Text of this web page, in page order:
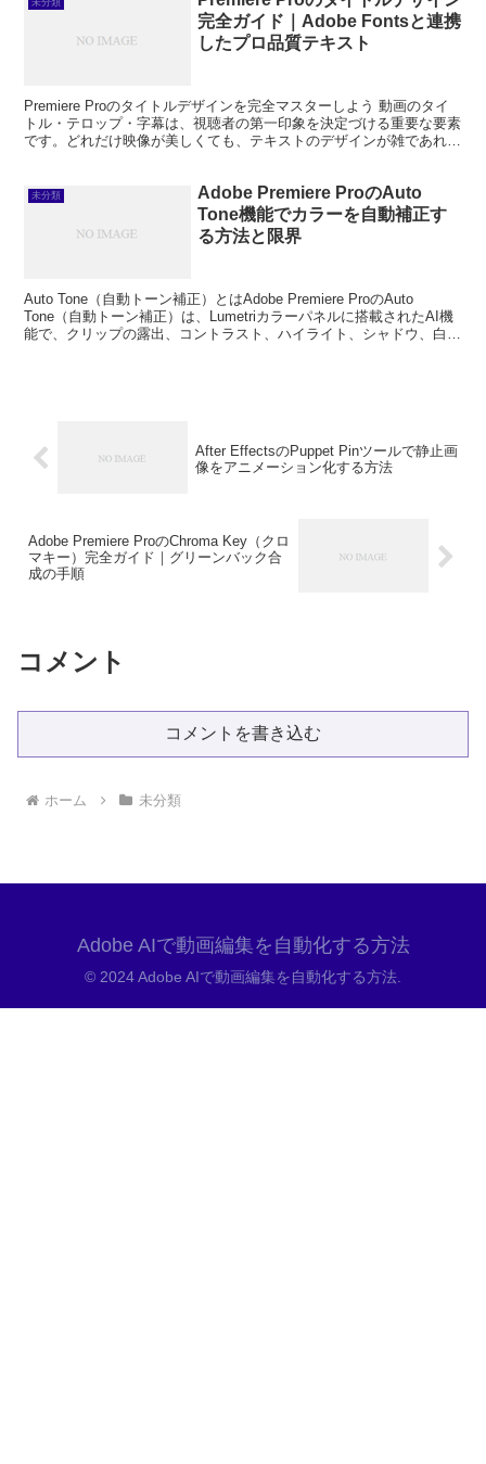
未分類
完全ガイド｜Adobe Fontsと連携
したプロ品質テキスト
Premiere Proのタイトルデザインを完全マスターしよう 動画のタイ
トル・テロップ・字幕は、視聴者の第一印象を決定づける重要な要素
です。どれだけ映像が美しくても、テキストのデザインが雑であれば
未分類
Adobe Premiere ProのAuto
Tone機能でカラーを自動補正す
る方法と限界
Auto Tone（自動トーン補正）とはAdobe Premiere ProのAuto
Tone（自動トーン補正）は、Lumetriカラーパネルに搭載されたAI機
能で、クリップの露出、コントラスト、ハイライト、シャドウ、白レ
After EffectsのPuppet Pinツールで静止画
像をアニメーション化する方法
Adobe Premiere ProのChroma Key（クロ
マキー）完全ガイド｜グリーンバック合
成の手順
コメント
コメントを書き込む
ホーム 未分類
Adobe AIで動画編集を自動化する方法
© 2024 Adobe AIで動画編集を自動化する方法.